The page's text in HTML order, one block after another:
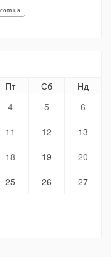
Пт Сб
Нд
4 5 6
11 12 13
18 19 20
25 26 27